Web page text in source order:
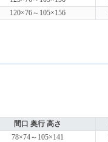
120×76～105×156
間口 奥行 高さ
78×74～105×141